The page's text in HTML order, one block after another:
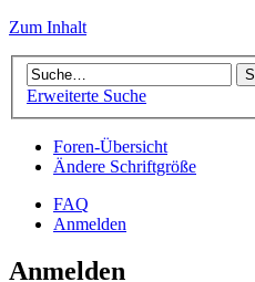
Zum Inhalt
Erweiterte Suche
Foren-Übersicht
Ändere Schriftgröße
FAQ
Anmelden
Anmelden